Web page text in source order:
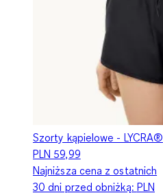
Szorty kąpielowe - LYCRA®
PLN 59,99
Najniższa cena z ostatnich
30 dni przed obniżką: PLN